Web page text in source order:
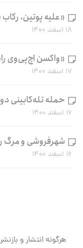
«علیه پوتین،
۱۸ اسفند ۱۴۰۰
«واکسن اچ‌پی‌وی
۱۷ اسفند ۱۴۰۰
حمله تله‌کابینی
۱۶ اسفند ۱۴۰۰
شهرفروشی و مرگ
۱۶ اسفند ۱۴۰۰
هرگونه انتشار و